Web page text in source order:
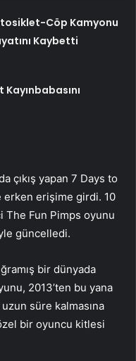
Cöp Kamyonu
Kaybetti
çıkış yapan 7 Days to
erken erişime girdi. 10
The Fun Pimps oyunu
güncelledi.
bir dünyada
2013’ten bu yana
süre kalmasına
bir oyuncu kitlesi